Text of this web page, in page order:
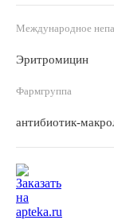
Международное
Эритромицин
Фармгруппа
антибиотик-